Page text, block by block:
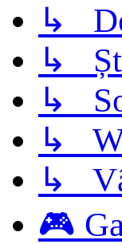
↳
↳
↳
↳
↳
🎮